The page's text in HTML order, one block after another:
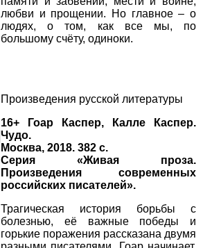
любви и прощении. Но главное – о
людях, о том, как все мы, по
большому счёту, одиноки.
Произведения русской литературы
16+ Гоар Каспер, Калле Каспер.
Чудо.
Москва, 2018. 382 с.
Серия «Живая проза.
Произведения современных
российских писателей».
Трагическая история борьбы с
болезнью, её важные победы и
горькие поражения рассказана двумя